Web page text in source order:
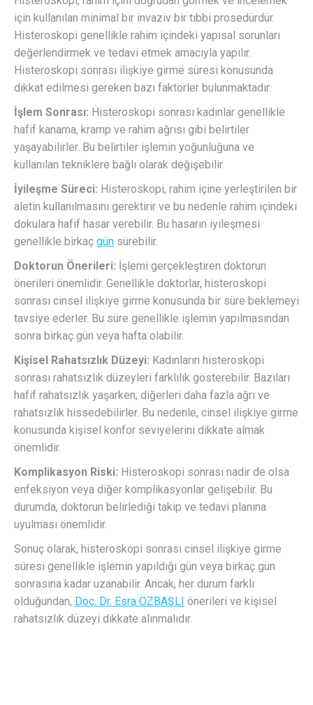
için kullanılan minimal bir invaziv bir tıbbi prosedürdür.
Histeroskopi genellikle rahim içindeki yapısal sorunları
değerlendirmek ve tedavi etmek amacıyla yapılır.
Histeroskopi sonrası ilişkiye girme süresi konusunda
dikkat edilmesi gereken bazı faktörler bulunmaktadır:
İşlem Sonrası: Histeroskopi sonrası kadınlar genellikle
hafif kanama, kramp ve rahim ağrısı gibi belirtiler
yaşayabilirler. Bu belirtiler işlemin yoğunluğuna ve
kullanılan tekniklere bağlı olarak değişebilir.
İyileşme Süreci: Histeroskopi, rahim içine yerleştirilen bir
aletin kullanılmasını gerektirir ve bu nedenle rahim içindeki
dokulara hafif hasar verebilir. Bu hasarın iyileşmesi
genellikle birkaç gün sürebilir.
Doktorun Önerileri: İşlemi gerçekleştiren doktorun
önerileri önemlidir. Genellikle doktorlar, histeroskopi
sonrası cinsel ilişkiye girme konusunda bir süre beklemeyi
tavsiye ederler. Bu süre genellikle işlemin yapılmasından
sonra birkaç gün veya hafta olabilir.
Kişisel Rahatsızlık Düzeyi: Kadınların histeroskopi
sonrası rahatsızlık düzeyleri farklılık gösterebilir. Bazıları
hafif rahatsızlık yaşarken, diğerleri daha fazla ağrı ve
rahatsızlık hissedebilirler. Bu nedenle, cinsel ilişkiye girme
konusunda kişisel konfor seviyelerini dikkate almak
önemlidir.
Komplikasyon Riski: Histeroskopi sonrası nadir de olsa
enfeksiyon veya diğer komplikasyonlar gelişebilir. Bu
durumda, doktorun belirlediği takip ve tedavi planına
uyulması önemlidir.
Sonuç olarak, histeroskopi sonrası cinsel ilişkiye girme
süresi genellikle işlemin yapıldığı gün veya birkaç gün
sonrasına kadar uzanabilir. Ancak, her durum farklı
olduğundan, Doç. Dr. Esra ÖZBAŞLI önerileri ve kişisel
rahatsızlık düzeyi dikkate alınmalıdır.